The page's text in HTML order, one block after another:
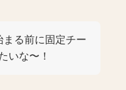
まる前に固定チー
いな〜！